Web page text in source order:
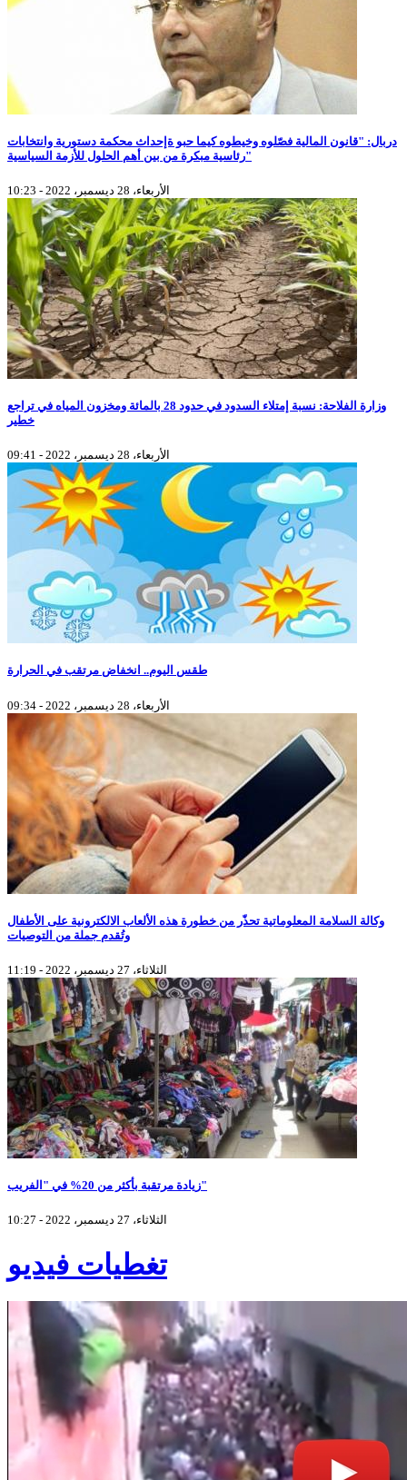
دربال: "قانون المالية فصّلوه وخيطوه كيما حبو ةإحداث محكمة دستورية وانتخابات
رئاسية مبكرة من بين أهم الحلول للأزمة السياسية"
الأربعاء، 28 ديسمبر، 2022 - 10:23
وزارة الفلاحة: نسبة إمتلاء السدود في حدود 28 بالمائة ومخزون المياه في تراجع
خطير
الأربعاء، 28 ديسمبر، 2022 - 09:41
طقس اليوم.. انخفاض مرتقب في الحرارة
الأربعاء، 28 ديسمبر، 2022 - 09:34
وكالة السلامة المعلوماتية تحذّر من خطورة هذه الألعاب الالكترونية على الأطفال
وتُقدم جملة من التوصيات
الثلاثاء، 27 ديسمبر، 2022 - 11:19
زيادة مرتقبة بأكثر من 20% في "الفريب"
الثلاثاء، 27 ديسمبر، 2022 - 10:27
تغطيات فيديو